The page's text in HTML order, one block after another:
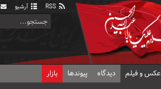
آرشیو
عکس و فیلم دیدگاه پیوندها بازار